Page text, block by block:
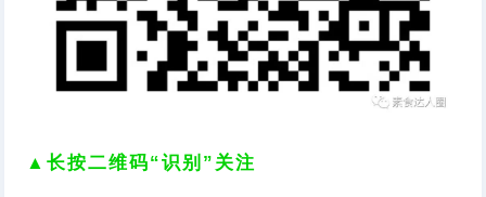
▲长按二维码“识别”关注